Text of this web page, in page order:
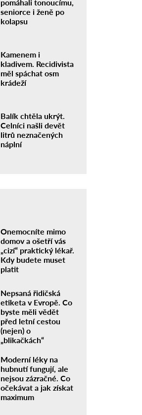
pomáhali tonoucímu,
seniorce i ženě po
kolapsu
Kamenem i
kladivem. Recidivista
měl spáchat osm
krádeží
Balík chtěla ukrýt.
Celníci našli devět
litrů neznačených
náplní
Onemocníte mimo
domov a ošetří vás
„cizí“ praktický lékař.
Kdy budete muset
platit
Nepsaná řidičská
etiketa v Evropě. Co
byste měli vědět
před letní cestou
(nejen) o
„blikačkách“
Moderní léky na
hubnutí fungují, ale
nejsou zázračné. Co
očekávat a jak získat
maximum